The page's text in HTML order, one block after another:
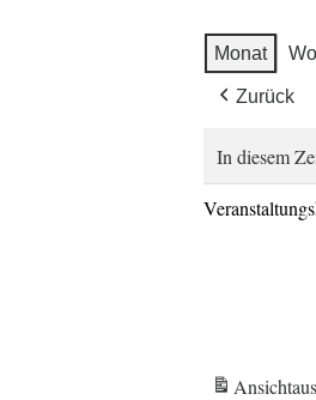
Monat
Zurück
In diesem
Ansicht